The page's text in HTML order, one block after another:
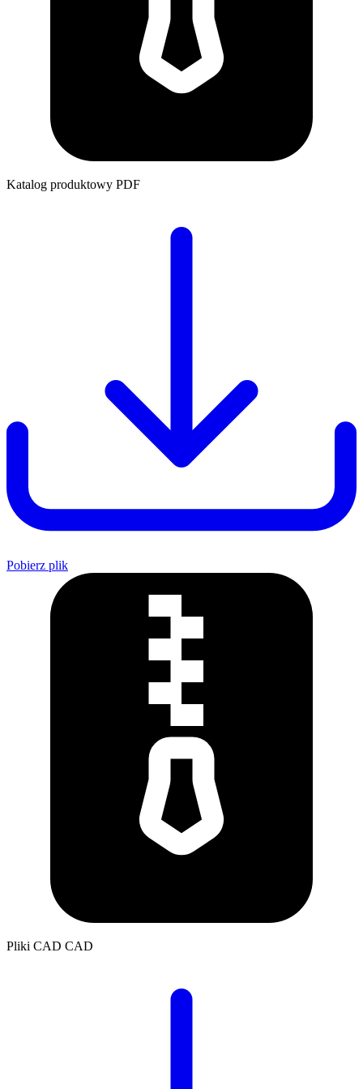
Katalog produktowy PDF
Pobierz plik
Pliki CAD CAD